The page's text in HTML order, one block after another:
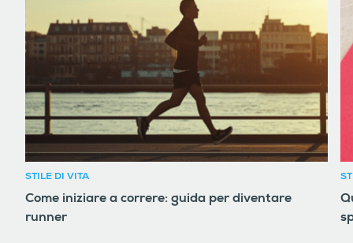
STILE DI VITA
Come iniziare a correre: guida per diventare
runner